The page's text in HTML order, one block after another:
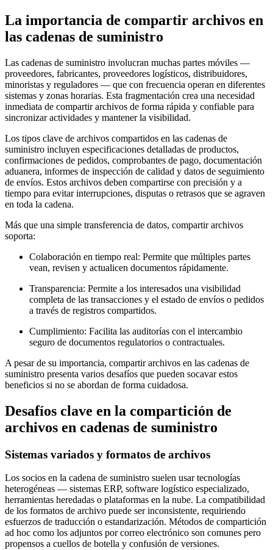
La importancia de compartir archivos en
las cadenas de suministro
Las cadenas de suministro involucran muchas partes móviles —
proveedores, fabricantes, proveedores logísticos, distribuidores,
minoristas y reguladores — que con frecuencia operan en diferentes
sistemas y zonas horarias. Esta fragmentación crea una necesidad
inmediata de compartir archivos de forma rápida y confiable para
sincronizar actividades y mantener la visibilidad.
Los tipos clave de archivos compartidos en las cadenas de
suministro incluyen especificaciones detalladas de productos,
confirmaciones de pedidos, comprobantes de pago, documentación
aduanera, informes de inspección de calidad y datos de seguimiento
de envíos. Estos archivos deben compartirse con precisión y a
tiempo para evitar interrupciones, disputas o retrasos que se agraven
en toda la cadena.
Más que una simple transferencia de datos, compartir archivos
soporta:
Colaboración en tiempo real: Permite que múltiples partes
vean, revisen y actualicen documentos rápidamente.
Transparencia: Permite a los interesados una visibilidad
completa de las transacciones y el estado de envíos o pedidos
a través de registros compartidos.
Cumplimiento: Facilita las auditorías con el intercambio
seguro de documentos regulatorios o contractuales.
A pesar de su importancia, compartir archivos en las cadenas de
suministro presenta varios desafíos que pueden socavar estos
beneficios si no se abordan de forma cuidadosa.
Desafíos clave en la compartición de
archivos en cadenas de suministro
Sistemas variados y formatos de archivos
Los socios en la cadena de suministro suelen usar tecnologías
heterogéneas — sistemas ERP, software logístico especializado,
herramientas heredadas o plataformas en la nube. La compatibilidad
de los formatos de archivo puede ser inconsistente, requiriendo
esfuerzos de traducción o estandarización. Métodos de compartición
ad hoc como los adjuntos por correo electrónico son comunes pero
propensos a cuellos de botella y confusión de versiones.